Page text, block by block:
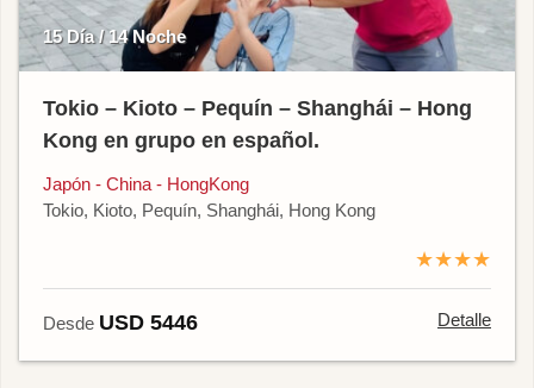
15 Día / 14 Noche
Tokio – Kioto – Pequín – Shanghái – Hong
Kong en grupo en español.
Japón - China - HongKong
Tokio, Kioto, Pequín, Shanghái, Hong Kong
★★★★
Desde USD 5446 Detalle